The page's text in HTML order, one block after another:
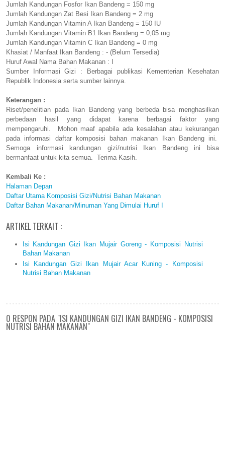
Jumlah Kandungan Fosfor Ikan Bandeng = 150 mg
Jumlah Kandungan Zat Besi Ikan Bandeng = 2 mg
Jumlah Kandungan Vitamin A Ikan Bandeng = 150 IU
Jumlah Kandungan Vitamin B1 Ikan Bandeng = 0,05 mg
Jumlah Kandungan Vitamin C Ikan Bandeng = 0 mg
Khasiat / Manfaat Ikan Bandeng : - (Belum Tersedia)
Huruf Awal Nama Bahan Makanan : I
Sumber Informasi Gizi : Berbagai publikasi Kementerian Kesehatan
Republik Indonesia serta sumber lainnya.
Keterangan :
Riset/penelitian pada Ikan Bandeng yang berbeda bisa menghasilkan
perbedaan hasil yang didapat karena berbagai faktor yang
mempengaruhi. Mohon maaf apabila ada kesalahan atau kekurangan
pada informasi daftar komposisi bahan makanan Ikan Bandeng ini.
Semoga informasi kandungan gizi/nutrisi Ikan Bandeng ini bisa
bermanfaat untuk kita semua. Terima Kasih.
Kembali Ke :
Halaman Depan
Daftar Utama Komposisi Gizi/Nutrisi Bahan Makanan
Daftar Bahan Makanan/Minuman Yang Dimulai Huruf I
ARTIKEL TERKAIT :
Isi Kandungan Gizi Ikan Mujair Goreng - Komposisi Nutrisi
Bahan Makanan
Isi Kandungan Gizi Ikan Mujair Acar Kuning - Komposisi
Nutrisi Bahan Makanan
0 RESPON PADA "ISI KANDUNGAN GIZI IKAN BANDENG - KOMPOSISI
NUTRISI BAHAN MAKANAN"